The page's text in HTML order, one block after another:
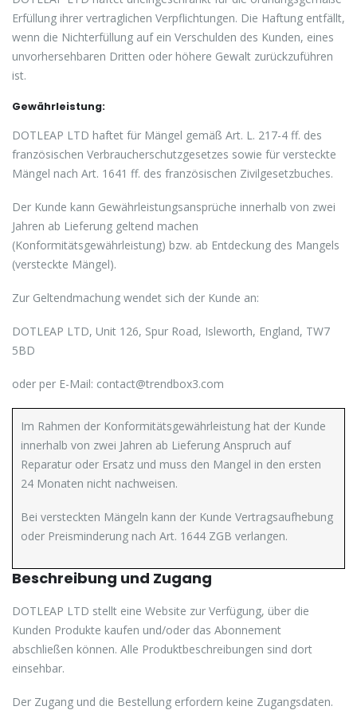
Erfüllung ihrer vertraglichen Verpflichtungen. Die Haftung entfällt,
wenn die Nichterfüllung auf ein Verschulden des Kunden, eines
unvorhersehbaren Dritten oder höhere Gewalt zurückzuführen
ist.
Gewährleistung:
DOTLEAP LTD haftet für Mängel gemäß Art. L. 217-4 ff. des
französischen Verbraucherschutzgesetzes sowie für versteckte
Mängel nach Art. 1641 ff. des französischen Zivilgesetzbuches.
Der Kunde kann Gewährleistungsansprüche innerhalb von zwei
Jahren ab Lieferung geltend machen
(Konformitätsgewährleistung) bzw. ab Entdeckung des Mangels
(versteckte Mängel).
Zur Geltendmachung wendet sich der Kunde an:
DOTLEAP LTD, Unit 126, Spur Road, Isleworth, England, TW7
5BD
oder per E-Mail: contact@trendbox3.com
Im Rahmen der Konformitätsgewährleistung hat der Kunde
innerhalb von zwei Jahren ab Lieferung Anspruch auf
Reparatur oder Ersatz und muss den Mangel in den ersten
24 Monaten nicht nachweisen.
Bei versteckten Mängeln kann der Kunde Vertragsaufhebung
oder Preisminderung nach Art. 1644 ZGB verlangen.
Beschreibung und Zugang
DOTLEAP LTD stellt eine Website zur Verfügung, über die
Kunden Produkte kaufen und/oder das Abonnement
abschließen können. Alle Produktbeschreibungen sind dort
einsehbar.
Der Zugang und die Bestellung erfordern keine Zugangsdaten.